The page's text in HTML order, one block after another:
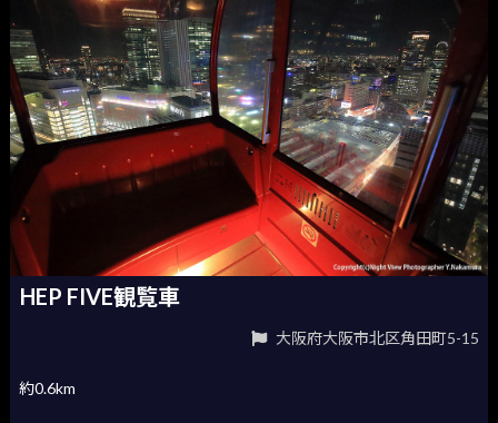
HEP FIVE観覧車
大阪府大阪市北区角田町5-15
約0.6km